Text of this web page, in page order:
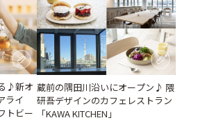
♪新オ
ライ
トビー
蔵前の隅田川沿いにオープン♪ 隈
研吾デザインのカフェレストラン
「KAWA KITCHEN」